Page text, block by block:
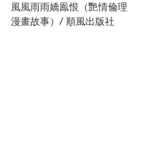
風風雨雨嬌鳯恨（艷情倫理
漫畫故事）/ 順風出版社